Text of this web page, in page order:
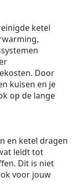
ketel
Door
kuisen en je
op de lange
en ketel dragen
leidt tot
Dit is niet
voor jouw